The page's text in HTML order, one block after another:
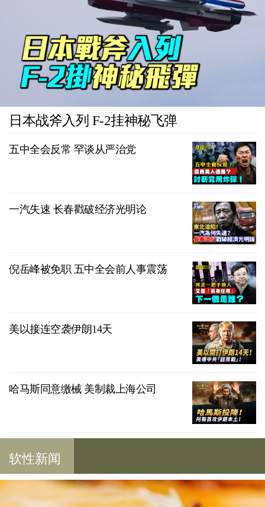
日本战斧入列 F-2挂神秘飞弹
五中全会反常 罕谈从严治党
一汽失速 长春戳破经济光明论
倪岳峰被免职 五中全会前人事震荡
美以接连空袭伊朗14天
哈马斯同意缴械 美制裁上海公司
软性新闻